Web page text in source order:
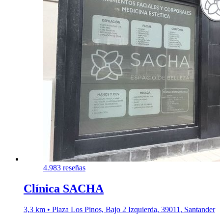
4.983 reseñas
Clínica SACHA
3,3 km • Plaza Los Pinos, Bajo 2 Izquierda, 39011, Santander